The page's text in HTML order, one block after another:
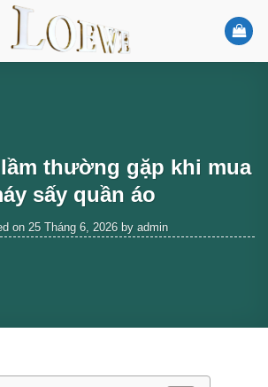
thường gặp khi mua
sấy quần áo
on 25 Tháng 6, 2026by admin